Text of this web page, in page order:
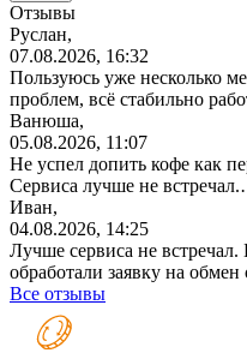
Отзывы
Руслан,
07.08.2026, 16:32
Пользуюсь уже несколько
проблем, всё стабильно
Ванюша,
05.08.2026, 11:07
Не успел допить кофе как
Сервиса лучше не
Иван,
04.08.2026, 14:25
Лучше сервиса не встречал.
обработали заявку на
Все отзывы